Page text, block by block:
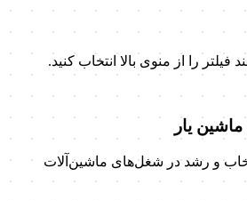
را از منوی بالا انتخاب کنید.
یار
و رشد در شغل‌های ماشین‌آلات